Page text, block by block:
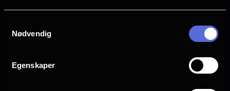
Nødvendig
Egenskaper
Sjanger
Distributør